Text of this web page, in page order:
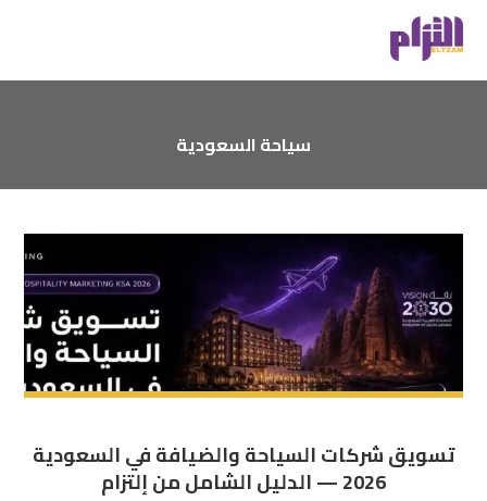
سياحة السعودية
تسويق شركات السياحة والضيافة في السعودية
2026 — الدليل الشامل من إلتزام